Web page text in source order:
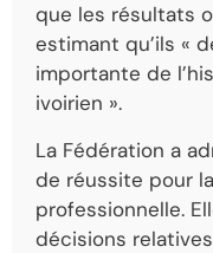
que les résultats
estimant qu’ils «
importante de
ivoirien ».
La Fédération a
de réussite pour
professionnelle.
décisions